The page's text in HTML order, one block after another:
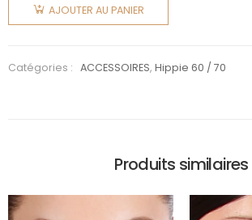
Boucles
Peace &
AJOUTER AU PANIER
Catégories : ACCESSOIRES,Hippie 60 / 70
Produits similaires